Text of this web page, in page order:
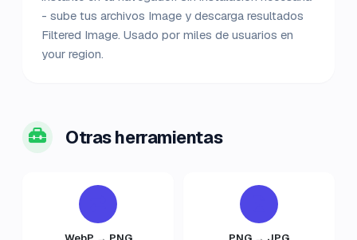
- sube tus archivos Image y descarga resultados
Filtered Image. Usado por miles de usuarios en
your region.
Otras herramientas